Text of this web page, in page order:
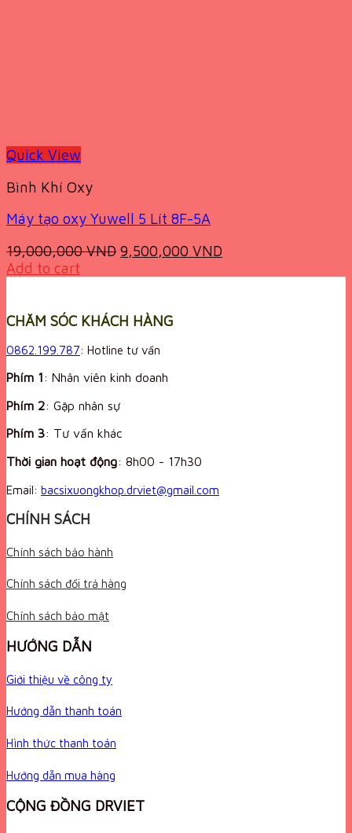
Quick View
Bình Khí Oxy
Máy tạo oxy Yuwell 5 Lít 8F-5A
19,000,000VND Original
9,500,000 VND
Add to cart
CHĂM SÓC KHÁCH HÀNG
0862.199.787: Hotline tư vấn
Phím 1: Nhân viên kinh doanh
Phím 2: Gặp nhân sự
Phím 3: Tư vấn khác
Thời gian hoạt động: 8h00 - 17h30
Email: bacsixuongkhop.drviet@gmail.com
CHÍNH SÁCH
Chính sách bảo hành
Chính sách đổi trả hàng
Chính sách bảo mật
HƯỚNG DẪN
Giới thiệu về công ty
Hướng dẫn thanh toán
Hình thức thanh toán
Hướng dẫn mua hàng
CỘNG ĐỒNG DRVIET